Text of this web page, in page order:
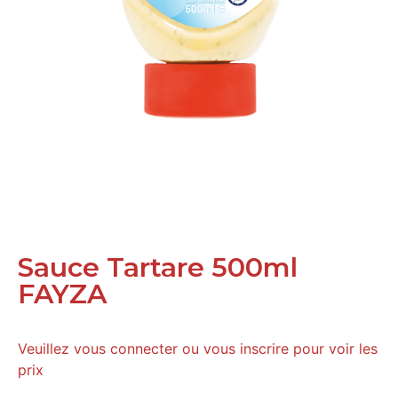
Sauce Tartare 500ml
FAYZA
Veuillez vous connecter ou vous inscrire pour voir les
prix